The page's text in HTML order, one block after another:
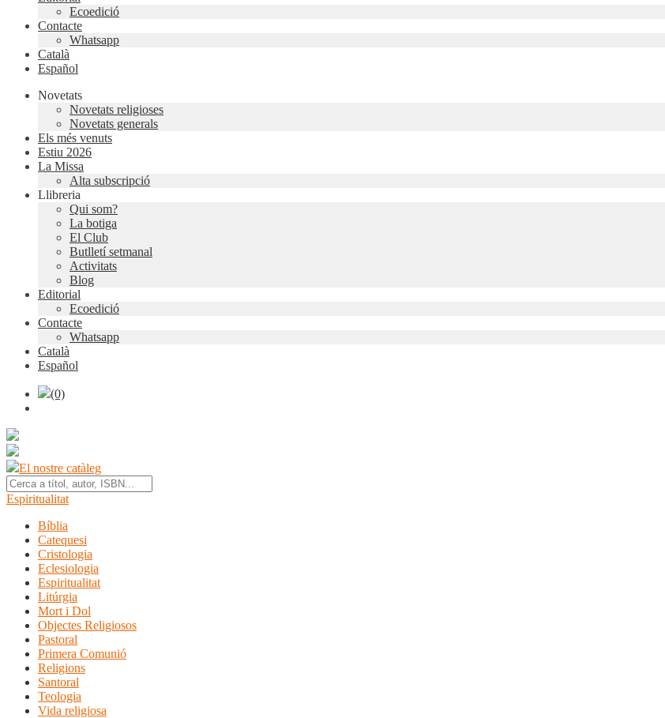
Ecoedició
Contacte
Whatsapp
Català
Español
Novetats
Novetats religioses
Novetats generals
Els més venuts
Estiu 2026
La Missa
Alta subscripció
Llibreria
Qui som?
La botiga
El Club
Butlletí setmanal
Activitats
Blog
Editorial
Ecoedició
Contacte
Whatsapp
Català
Español
(0)
El nostre catàleg
Espiritualitat
Bíblia
Catequesi
Cristologia
Eclesiologia
Espiritualitat
Litúrgia
Mort i Dol
Objectes Religiosos
Pastoral
Primera Comunió
Religions
Santoral
Teologia
Vida religiosa